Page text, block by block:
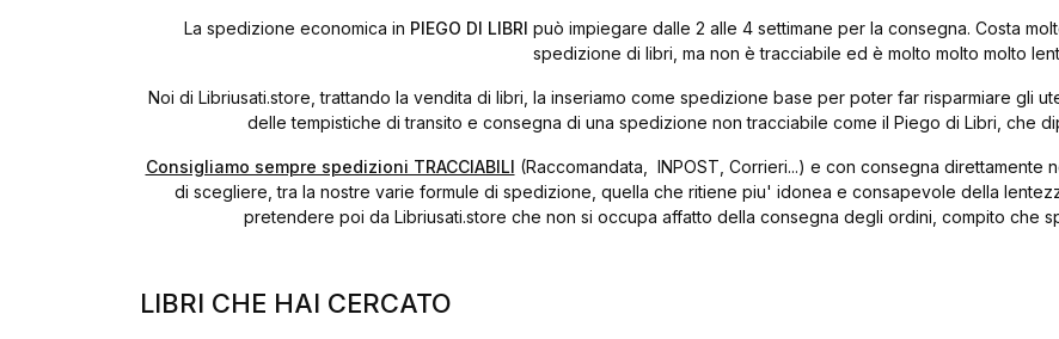
La spedizione economica in PIEGO DI LIBRI può impiegare dalle 2 alle 4 settimane per la consegna. Costa
spedizione di libri, ma non è tracciabile ed è molto molto molto
Noi di Libriusati.store, trattando la vendita di libri, la inseriamo come spedizione base per poter far risparmiare gli
delle tempistiche di transito e consegna di una spedizione non tracciabile come il Piego di Libri, che
Consigliamo sempre spedizioni TRACCIABILI (Raccomandata, INPOST, Corrieri...) e con consegna direttamente
di scegliere, tra la nostre varie formule di spedizione, quella che ritiene piu' idonea e consapevole della
pretendere poi da Libriusati.store che non si occupa affatto della consegna degli ordini, compito che
LIBRI CHE HAI CERCATO